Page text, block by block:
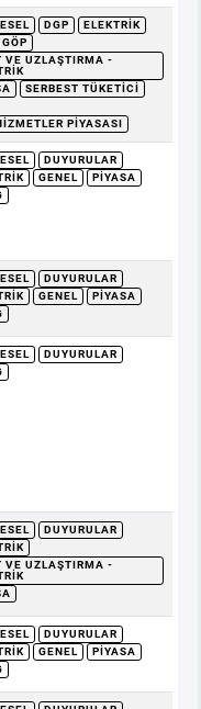
DGP
ELEKTRIK
GÖP
VE UZLAŞTIRMA -
SERBEST TÜKETICI
PIYASASI
DUYURULAR
GENEL
PIYASA
DUYURULAR
GENEL
PIYASA
DUYURULAR
DUYURULAR
VE UZLAŞTIRMA -
DUYURULAR
GENEL
PIYASA